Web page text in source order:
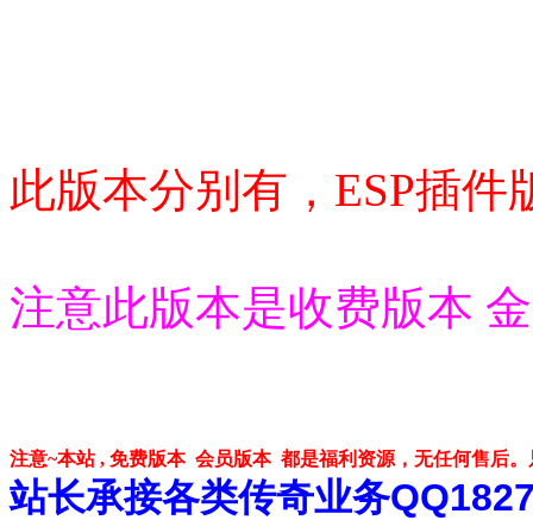
此版本分别有，ESP插
注意此版本是收费版本
注意~本站 , 免费版本 会员版本 都是福利资源，无任何售后
站长承接各类传奇业务